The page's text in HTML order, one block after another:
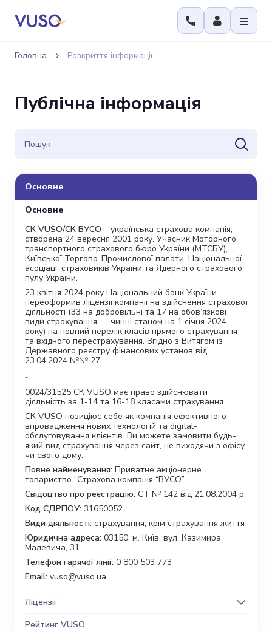
Головна Розкриття інформації
Публічна інформація
Основне
Основне
СК VUSO/СК ВУСО – українська страхова компанія,
створена 24 вересня 2001 року. Учасник Моторного
транспортного страхового бюро України (МТСБУ),
Київської Торгово-Промислової палати, Національної
асоціації страховиків України та Ядерного страхового
пулу України.
23 квітня 2024 року Національний банк України
переоформив ліцензії компанії на здійснення страхової
діяльності (33 на добровільні та 17 на обов’язкові
види страхування — чинні станом на 1 січня 2024
року) на повний перелік класів прямого страхування
та вхідного перестрахування. Згідно з Витягом із
Державного реєстру фінансових установ від
23.04.2024 №№ 27
-
0024/31525 СК VUSO має право здійснювати
діяльність за 1-14 та 16-18 класами страхування.
СК VUSO позиціює себе як компанія ефективного
впровадження нових технологій та digital-
обслуговування клієнтів. Ви можете замовити будь-
який вид страхування через сайт, не виходячи з офісу
чи свого дому.
Повне найменування: Приватне акціонерне
товариство “Страхова компанія “ВУСО”
Свідоцтво про реєстрацію: СТ № 142 від 21.08.2004 р.
Код ЄДРПОУ: 31650052
Види діяльності: страхування, крім страхування життя
Юридична адреса: 03150, м. Київ, вул. Казимира
Малевича, 31
Телефон гарячої лінії: 0 800 503 773
Email: vuso@vuso.ua
Ліцензії
Рейтинг VUSO